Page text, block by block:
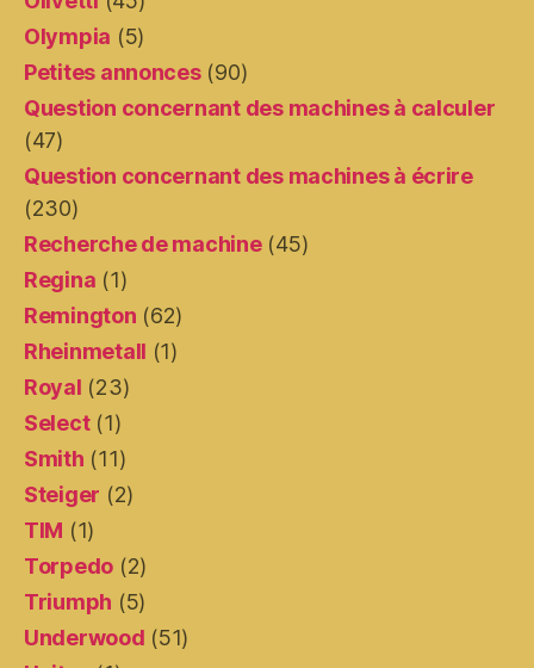
Olympia (5)
Petites annonces(90)
Question concernant des machines à calculer
(47)
Question concernant des machines à écrire
(230)
Recherche de machine(45)
Regina (1)
Remington (62)
Rheinmetall (1)
Royal (23)
Select(1)
Smith (11)
Steiger (2)
TIM (1)
Torpedo (2)
Triumph (5)
Underwood (51)